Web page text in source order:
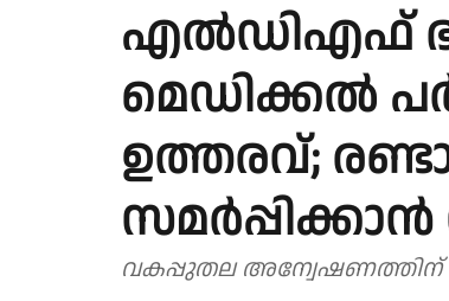
എൽഡിഎഫ്
മെഡിക്കൽ
ഉത്തരവ്;
സമർപ്പിക്കാൻ
വകപ്പുതല അന്വേഷണത്തിന്